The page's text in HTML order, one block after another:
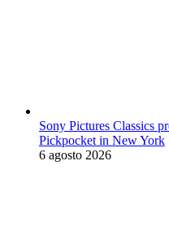
Sony Pictures Classics
Pickpocket in New York
6 agosto 2026